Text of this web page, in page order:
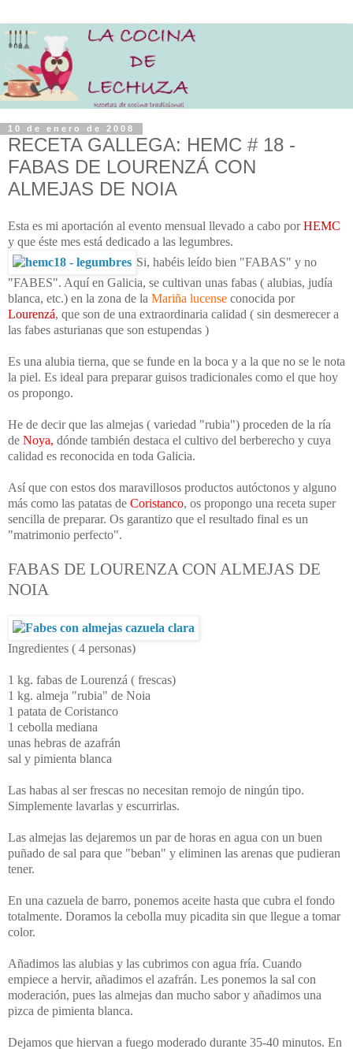
10 de enero de 2008
RECETA GALLEGA: HEMC # 18 -
FABAS DE LOURENZÁ CON
ALMEJAS DE NOIA
Esta es mi aportación al evento mensual llevado a cabo porHEMC
y que éste mes está dedicado a las legumbres.
Si, habéis leído bien "FABAS" y no
"FABES". Aquí en Galicia, se cultivan unas fabas ( alubias, judía
blanca, etc.) en la zona de la Mariña lucense conocida por
Lourenzá, que son de una extraordinaria calidad ( sin desmerecer a
las fabes asturianas que son estupendas )
Es una alubia tierna, que se funde en la boca y a la que no se le nota
la piel. Es ideal para preparar guisos tradicionales como el que hoy
os propongo.
He de decir que las almejas ( variedad "rubia") proceden de la ría
de Noya, dónde también destaca el cultivo del berberecho y cuya
calidad es reconocida en toda Galicia.
Así que con estos dos maravillosos productos autóctonos y alguno
más como las patatas de Coristanco, os propongo una receta super
sencilla de preparar. Os garantizo que el resultado final es un
"matrimonio perfecto".
FABAS DE LOURENZA CON ALMEJAS DE
NOIA
Ingredientes ( 4 personas)
1 kg. fabas de Lourenzá ( frescas)
1 kg. almeja "rubia" de Noia
1 patata de Coristanco
1 cebolla mediana
unas hebras de azafrán
sal y pimienta blanca
Las habas al ser frescas no necesitan remojo de ningún tipo.
Simplemente lavarlas y escurrirlas.
Las almejas las dejaremos un par de horas en agua con un buen
puñado de sal para que "beban" y eliminen las arenas que pudieran
tener.
En una cazuela de barro, ponemos aceite hasta que cubra el fondo
totalmente. Doramos la cebolla muy picadita sin que llegue a tomar
color.
Añadimos las alubias y las cubrimos con agua fría. Cuando
empiece a hervir, añadimos el azafrán. Les ponemos la sal con
moderación, pues las almejas dan mucho sabor y añadimos una
pizca de pimienta blanca.
Dejamos que hiervan a fuego moderado durante 35-40 minutos. En